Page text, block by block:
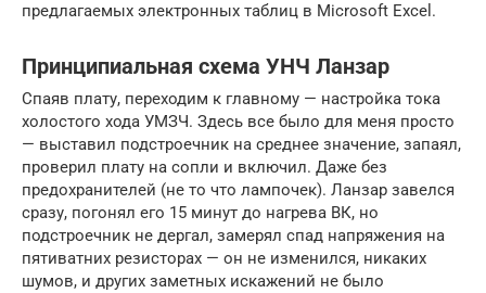
предлагаемых электронных таблиц в Microsoft Excel.
Принципиальная схема УНЧ Ланзар
Спаяв плату, переходим к главному — настройка тока
холостого хода УМЗЧ. Здесь все было для меня просто
— выставил подстроечник на среднее значение, запаял,
проверил плату на сопли и включил. Даже без
предохранителей (не то что лампочек). Ланзар завелся
сразу, погонял его 15 минут до нагрева ВК, но
подстроечник не дергал, замерял спад напряжения на
пятиватних резисторах — он не изменился, никаких
шумов, и других заметных искажений не было